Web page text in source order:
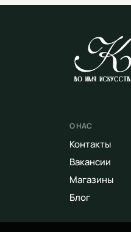
О НАС
Контакты
Вакансии
Магазины
Блог